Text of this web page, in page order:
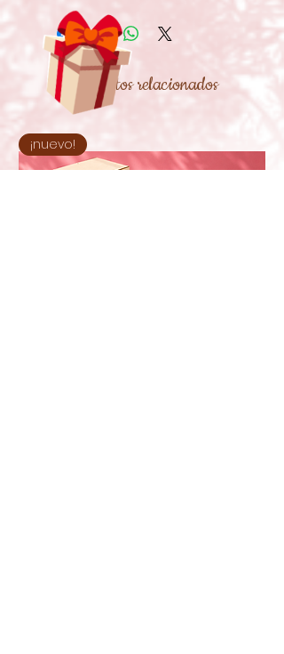
Productos relacionados
¡nuevo!